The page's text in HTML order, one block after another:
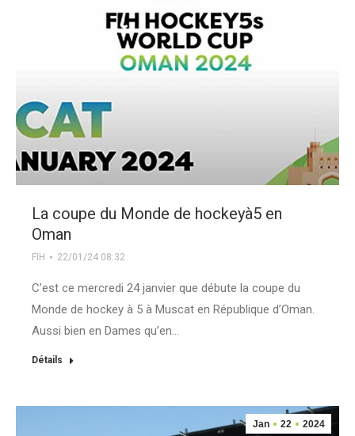
La coupe du Monde de hockeyà5 en
Oman
FIH 22/01/24 08:32
C’est ce mercredi 24 janvier que débute la coupe du
Monde de hockey à 5 à Muscat en République d’Oman.
Aussi bien en Dames qu’en…
Détails
Jan 22 2024